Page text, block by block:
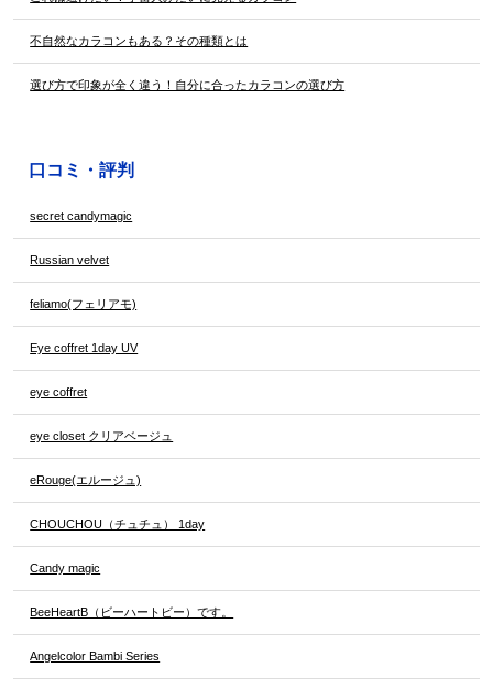
不自然なカラコンもある？その種類とは
選び方で印象が全く違う！自分に合ったカラコンの選び方
口コミ・評判
secret candymagic
Russian velvet
feliamo(フェリアモ)
Eye coffret 1day UV
eye coffret
eye closet クリアベージュ
eRouge(エルージュ)
CHOUCHOU（チュチュ） 1day
Candy magic
BeeHeartB（ビーハートビー）です。
Angelcolor Bambi Series